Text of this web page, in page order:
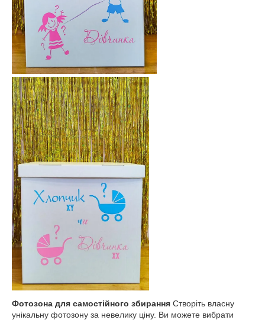
Фотозона для самостійного збирання Створіть власну
унікальну фотозону за невелику ціну. Ви можете вибрати